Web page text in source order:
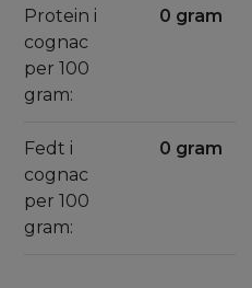
Protein i
cognac
per 100
gram:
0 gram
Fedt i
cognac
per 100
gram:
0 gram